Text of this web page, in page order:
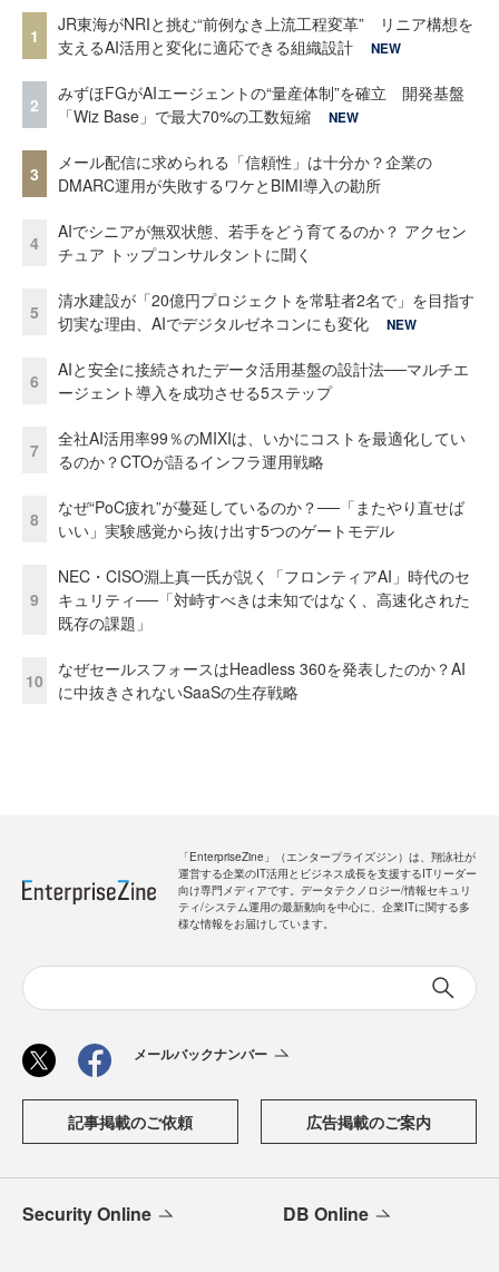
1
JR東海がNRIと挑む“前例なき上流工程変革” リニア構想を
支えるAI活用と変化に適応できる組織設計
NEW
2
みずほFGがAIエージェントの“量産体制”を確立 開発基盤
「Wiz Base」で最大70%の工数短縮
NEW
3
メール配信に求められる「信頼性」は十分か？企業の
DMARC運用が失敗するワケとBIMI導入の勘所
4
AIでシニアが無双状態、若手をどう育てるのか？ アクセン
チュア トップコンサルタントに聞く
5
清水建設が「20億円プロジェクトを常駐者2名で」を目指す
切実な理由、AIでデジタルゼネコンにも変化
NEW
6
AIと安全に接続されたデータ活用基盤の設計法──マルチエ
ージェント導入を成功させる5ステップ
7
全社AI活用率99％のMIXIは、いかにコストを最適化してい
るのか？CTOが語るインフラ運用戦略
8
なぜ“PoC疲れ”が蔓延しているのか？──「またやり直せば
いい」実験感覚から抜け出す5つのゲートモデル
9
NEC・CISO淵上真一氏が説く「フロンティアAI」時代のセ
キュリティ──「対峙すべきは未知ではなく、高速化された
既存の課題」
10
なぜセールスフォースはHeadless 360を発表したのか？AI
に中抜きされないSaaSの生存戦略
「EnterpriseZine」（エンタープライズジン）は、翔泳社が
運営する企業のIT活用とビジネス成長を支援するITリーダー
向け専門メディアです。データテクノロジー/情報セキュリ
ティ/システム運用の最新動向を中心に、企業ITに関する多
様な情報をお届けしています。
メールバックナンバー
記事掲載のご依頼 広告掲載のご案内
Security Online DB Online